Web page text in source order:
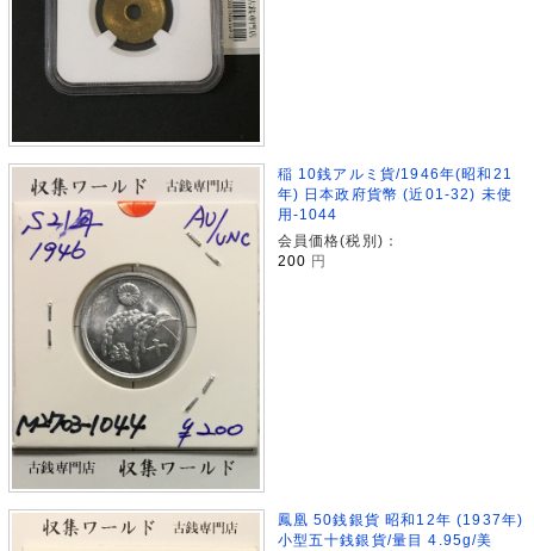
稲 10銭アルミ貨/1946年(昭和21
年) 日本政府貨幣 (近01-32) 未使
用-1044
会員価格(税別)：
200 円
鳳凰 50銭銀貨 昭和12年 (1937年)
小型五十銭銀貨/量目 4.95g/美